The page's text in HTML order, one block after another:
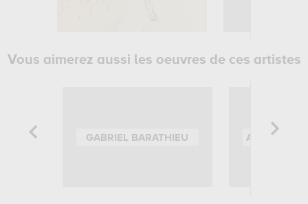
Vous aimerez aussi les oeuvres de ces artistes
GABRIEL BARATHIEU